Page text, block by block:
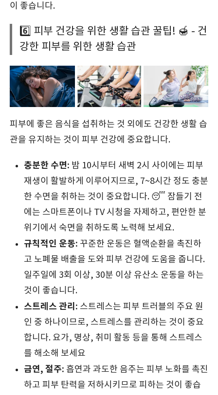
이 좋습니다.
6️⃣ 피부 건강을 위한 생활 습관 꿀팁! 🍯 - 건
강한 피부를 위한 생활 습관
피부에 좋은 음식을 섭취하는 것 외에도 건강한 생활 습
관을 유지하는 것이 피부 건강에 중요합니다.
충분한 수면: 밤 10시부터 새벽 2시 사이에는 피부
재생이 활발하게 이루어지므로, 7~8시간 정도 충분
한 수면을 취하는 것이 중요합니다. 😴 잠들기 전
에는 스마트폰이나 TV 시청을 자제하고, 편안한 분
위기에서 숙면을 취하도록 노력해 보세요.
규칙적인 운동: 꾸준한 운동은 혈액순환을 촉진하
고 노폐물 배출을 도와 피부 건강에 도움을 줍니다.
일주일에 3회 이상, 30분 이상 유산소 운동을 하는
것이 좋습니다.
스트레스 관리: 스트레스는 피부 트러블의 주요 원
인 중 하나이므로, 스트레스를 관리하는 것이 중요
합니다. 요가, 명상, 취미 활동 등을 통해 스트레스
를 해소해 보세요
금연, 절주: 흡연과 과도한 음주는 피부 노화를 촉진
하고 피부 탄력을 저하시키므로 피하는 것이 좋습